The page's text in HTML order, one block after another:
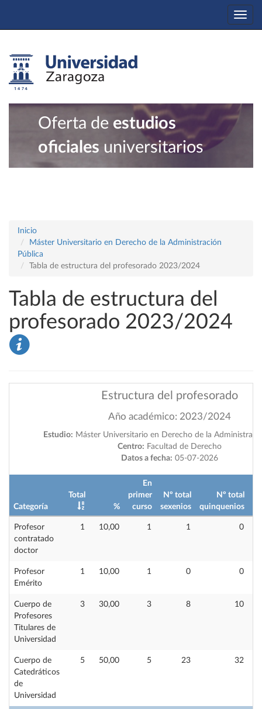
Oferta de estudios
oficiales universitarios
Inicio
Máster Universitario en Derecho de la Administración
Pública
Tabla de estructura del profesorado 2023/2024
Tabla de estructura del
profesorado 2023/2024
Estructura del profesorado
Año académico: 2023/2024
Estudio: Máster Universitario en Derecho de la
Centro: Facultad de Derecho
Datos a fecha: 05-07-2026
Categoría
Total
%
En
primer
curso
Nº total
sexenios
Nº total
quinquenios
Profesor
contratado
doctor
1 10,00 1 1 0
Profesor
Emérito
1 10,00 1 0 0
Cuerpo de
Profesores
Titulares de
Universidad
3 30,00 3 8 10
Cuerpo de
Catedráticos
de
Universidad
5 50,00 5 23 32